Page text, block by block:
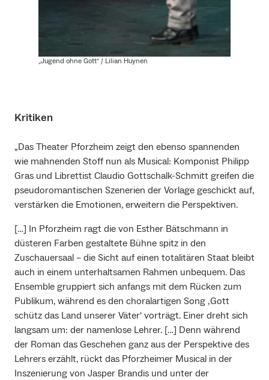
„Jugend ohne Gott“ / Lilian Huynen
Kritiken
„Das Theater Pforzheim zeigt den ebenso spannenden
wie mahnenden Stoff nun als Musical: Komponist Philipp
Gras und Librettist Claudio Gottschalk-Schmitt greifen die
pseudoromantischen Szenerien der Vorlage geschickt auf,
verstärken die Emotionen, erweitern die Perspektiven.
[…] In Pforzheim ragt die von Esther Bätschmann in
düsteren Farben gestaltete Bühne spitz in den
Zuschauersaal – die Sicht auf einen totalitären Staat bleibt
auch in einem unterhaltsamen Rahmen unbequem. Das
Ensemble gruppiert sich anfangs mit dem Rücken zum
Publikum, während es den choralartigen Song ‚Gott
schütz das Land unserer Väter‘ vorträgt. Einer dreht sich
langsam um: der namenlose Lehrer. […] Denn während
der Roman das Geschehen ganz aus der Perspektive des
Lehrers erzählt, rückt das Pforzheimer Musical in der
Inszenierung von Jasper Brandis und unter der